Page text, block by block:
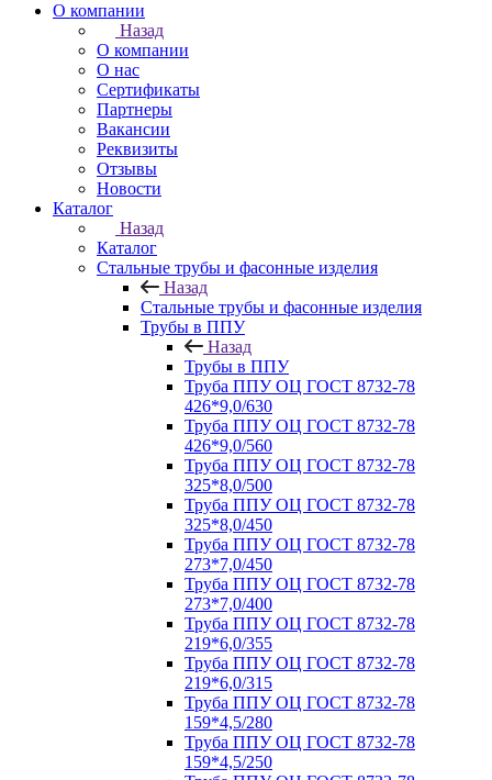
О компании
Назад
О компании
О нас
Сертификаты
Партнеры
Вакансии
Реквизиты
Отзывы
Новости
Каталог
Назад
Каталог
Стальные трубы и фасонные изделия
Назад
Стальные трубы и фасонные изделия
Трубы в ППУ
Назад
Трубы в ППУ
Труба ППУ ОЦ ГОСТ 8732-78
426*9,0/630
Труба ППУ ОЦ ГОСТ 8732-78
426*9,0/560
Труба ППУ ОЦ ГОСТ 8732-78
325*8,0/500
Труба ППУ ОЦ ГОСТ 8732-78
325*8,0/450
Труба ППУ ОЦ ГОСТ 8732-78
273*7,0/450
Труба ППУ ОЦ ГОСТ 8732-78
273*7,0/400
Труба ППУ ОЦ ГОСТ 8732-78
219*6,0/355
Труба ППУ ОЦ ГОСТ 8732-78
219*6,0/315
Труба ППУ ОЦ ГОСТ 8732-78
159*4,5/280
Труба ППУ ОЦ ГОСТ 8732-78
159*4,5/250